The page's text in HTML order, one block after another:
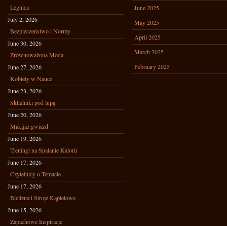
Legnica
July 2, 2026
Bezpieczeństwo i Normy
June 30, 2026
Zrównoważona Moda
June 27, 2026
Kobiety w Nauce
June 23, 2026
Składniki pod lupą
June 20, 2026
Makijaż gwiazd
June 19, 2026
Treningi na Spalanie Kalorii
June 17, 2026
Czytelnicy o Temacie
June 17, 2026
Bielizna i Stroje Kąpielowe
June 15, 2026
Zapachowe Inspiracje
June 2025
May 2025
April 2025
March 2025
February 2025